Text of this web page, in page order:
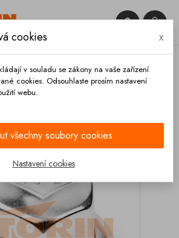


cookies x
v souladu se zákony na vaše zařízení
cookies. Odsouhlaste prosím nastavení
webu.
všechny soubory cookies
Nastavení cookies